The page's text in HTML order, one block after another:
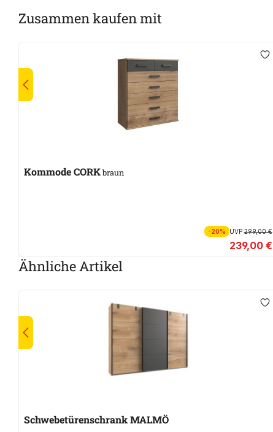
Zusammen kaufen mit
Kommode CORKbraun
-20% UVP299,00 €
239,00 €
Ähnliche Artikel
Schwebetürenschrank MALMÖ